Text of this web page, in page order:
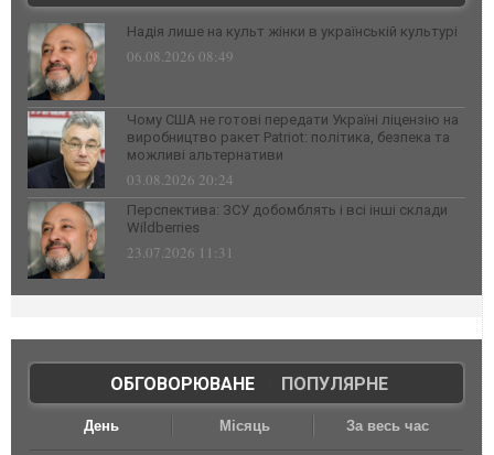
Надія лише на культ жінки в українській культурі
06.08.2026 08:49
Чому США не готові передати Україні ліцензію на
виробництво ракет Patriot: політика, безпека та
можливі альтернативи
03.08.2026 20:24
Перспектива: ЗСУ добомблять і всі інші склади
Wildberries
23.07.2026 11:31
ОБГОВОРЮВАНЕ| ПОПУЛЯРНЕ
День Місяць За весь час